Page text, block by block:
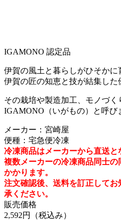
IGAMONO 認定品
伊賀の風土と暮らしがひそかに
伊賀の匠の知恵と技が結集した
その栽培や製造加工、モノづく
IGAMONO（いがもの）と呼び
メーカー：宮崎屋
便種：宅急便冷凍
冷凍商品はメーカーから直送と
複数メーカーの冷凍商品同士
かかります。
注文確認後、送料を訂正して
承ください。
販売価格
2,592円
（税込み）